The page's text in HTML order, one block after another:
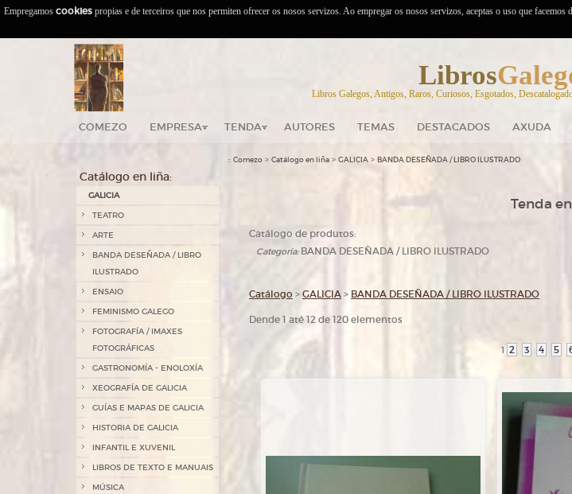
Libros
Libros Galegos, Antigos, Raros, Curiosos, Esgotados,
COMEZO EMPRESA TENDA AUTORES TEMAS DESTACADOS AXUDA
Catálogo en liña:
GALICIA
TEATRO
ARTE
BANDA DESEÑADA / LIBRO
ILUSTRADO
ENSAIO
FEMINISMO GALEGO
FOTOGRAFÍA / IMAXES
FOTOGRÁFICAS
GASTRONOMÍA - ENOLOXÍA
XEOGRAFÍA DE GALICIA
GUÍAS E MAPAS DE GALICIA
HISTORIA DE GALICIA
INFANTIL E XUVENIL
LIBROS DE TEXTO E MANUAIS
MÚSICA
:: Comezo > Catálogo en liña > GALICIA > BANDA DESEÑADA / LIBRO ILUSTRADO
Tenda
Catálogo de produtos:
Categoría:BANDA DESEÑADA / LIBRO ILUSTRADO
Catálogo > GALICIA > BANDA DESEÑADA / LIBRO ILUSTRADO
Dende 1 até 12 de 120 elementos
1 2 3 4 5
Empregamos cookies propias e de terceiros que nos permiten ofrecer os nosos servizos. Ao empregar os nosos servizos, aceptas o uso que facemos